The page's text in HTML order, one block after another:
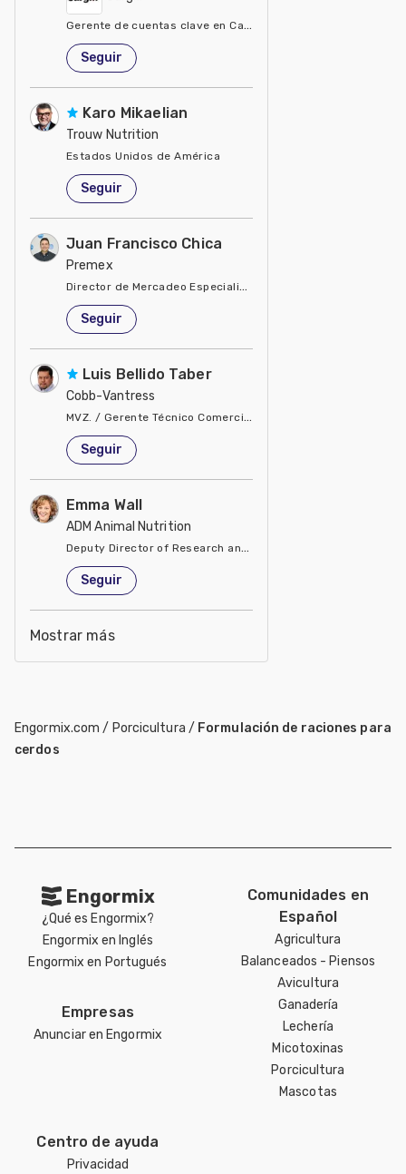
Gerente de cuentas clave en Cargill
Estados Unidos de América
Seguir
Karo Mikaelian
Trouw Nutrition
Estados Unidos de América
Seguir
Juan Francisco Chica
Premex
Director de Mercadeo Especialidades
Estados Unidos de América
Seguir
Luis Bellido Taber
Cobb-Vantress
MVZ. / Gerente Técnico Comercial del Pacto Andino
Estados Unidos de América
Seguir
Emma Wall
ADM Animal Nutrition
Deputy Director of Research and Development
Estados Unidos de América
Seguir
Mostrar más
Engormix.com / Porcicultura / Formulación de raciones para
cerdos
Engormix
¿Qué es Engormix?
Engormix en Inglés
Engormix en Portugués
Empresas
Anunciar en Engormix
Comunidades en
Español
Agricultura
Balanceados - Piensos
Avicultura
Ganadería
Lechería
Micotoxinas
Porcicultura
Mascotas
Centro de ayuda
Privacidad